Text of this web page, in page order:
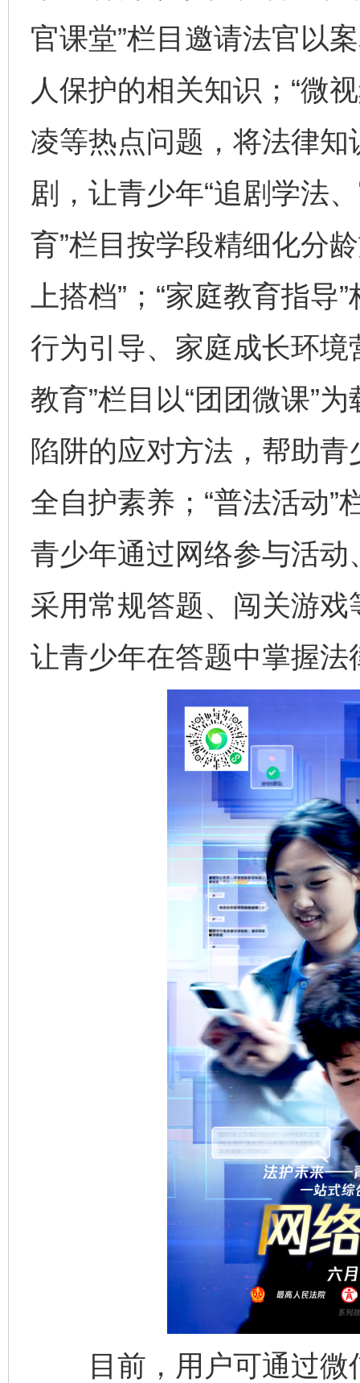
官课堂”栏目邀请法官以
人保护的相关知识；“微
凌等热点问题，将法律
剧，让青少年“追剧学法
育”栏目按学段精细化分
上搭档”；“家庭教育指
行为引导、家庭成长环境
教育”栏目以“团团微课”
陷阱的应对方法，帮助
全自护素养；“普法活动
青少年通过网络参与活动
采用常规答题、闯关游
让青少年在答题中掌握法
目前，用户可通过微
完善运行机制助力责任有效落实 一纸欠
东山县通报“牛蛙产品抗生素超标问题”